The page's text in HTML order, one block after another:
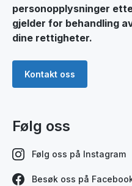
personopplysninger
gjelder for behandling
dine rettigheter.
Kontakt oss
Følg oss
Følg oss på Instagram
Besøk oss på